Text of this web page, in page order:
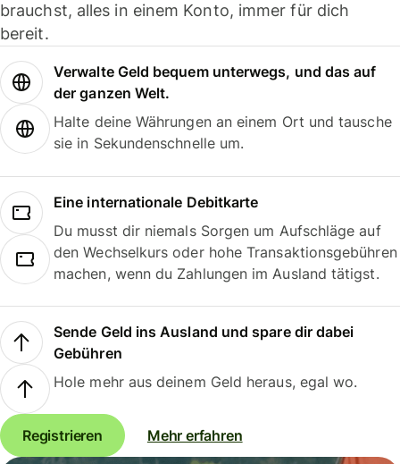
brauchst, alles in einem Konto, immer für dich
bereit.
Verwalte Geld bequem unterwegs, und das auf
der ganzen Welt.
Halte deine Währungen an einem Ort und tausche
sie in Sekundenschnelle um.
Eine internationale Debitkarte
Du musst dir niemals Sorgen um Aufschläge auf
den Wechselkurs oder hohe Transaktionsgebühren
machen, wenn du Zahlungen im Ausland tätigst.
Sende Geld ins Ausland und spare dir dabei
Gebühren
Hole mehr aus deinem Geld heraus, egal wo.
Registrieren Mehr erfahren